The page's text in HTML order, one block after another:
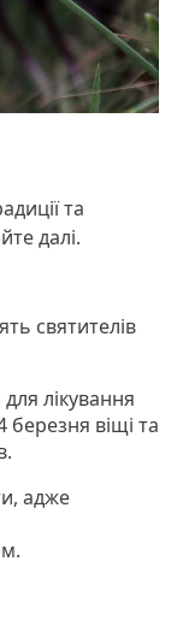
та
далі.
святителів
лікування
березня віщі та
адже